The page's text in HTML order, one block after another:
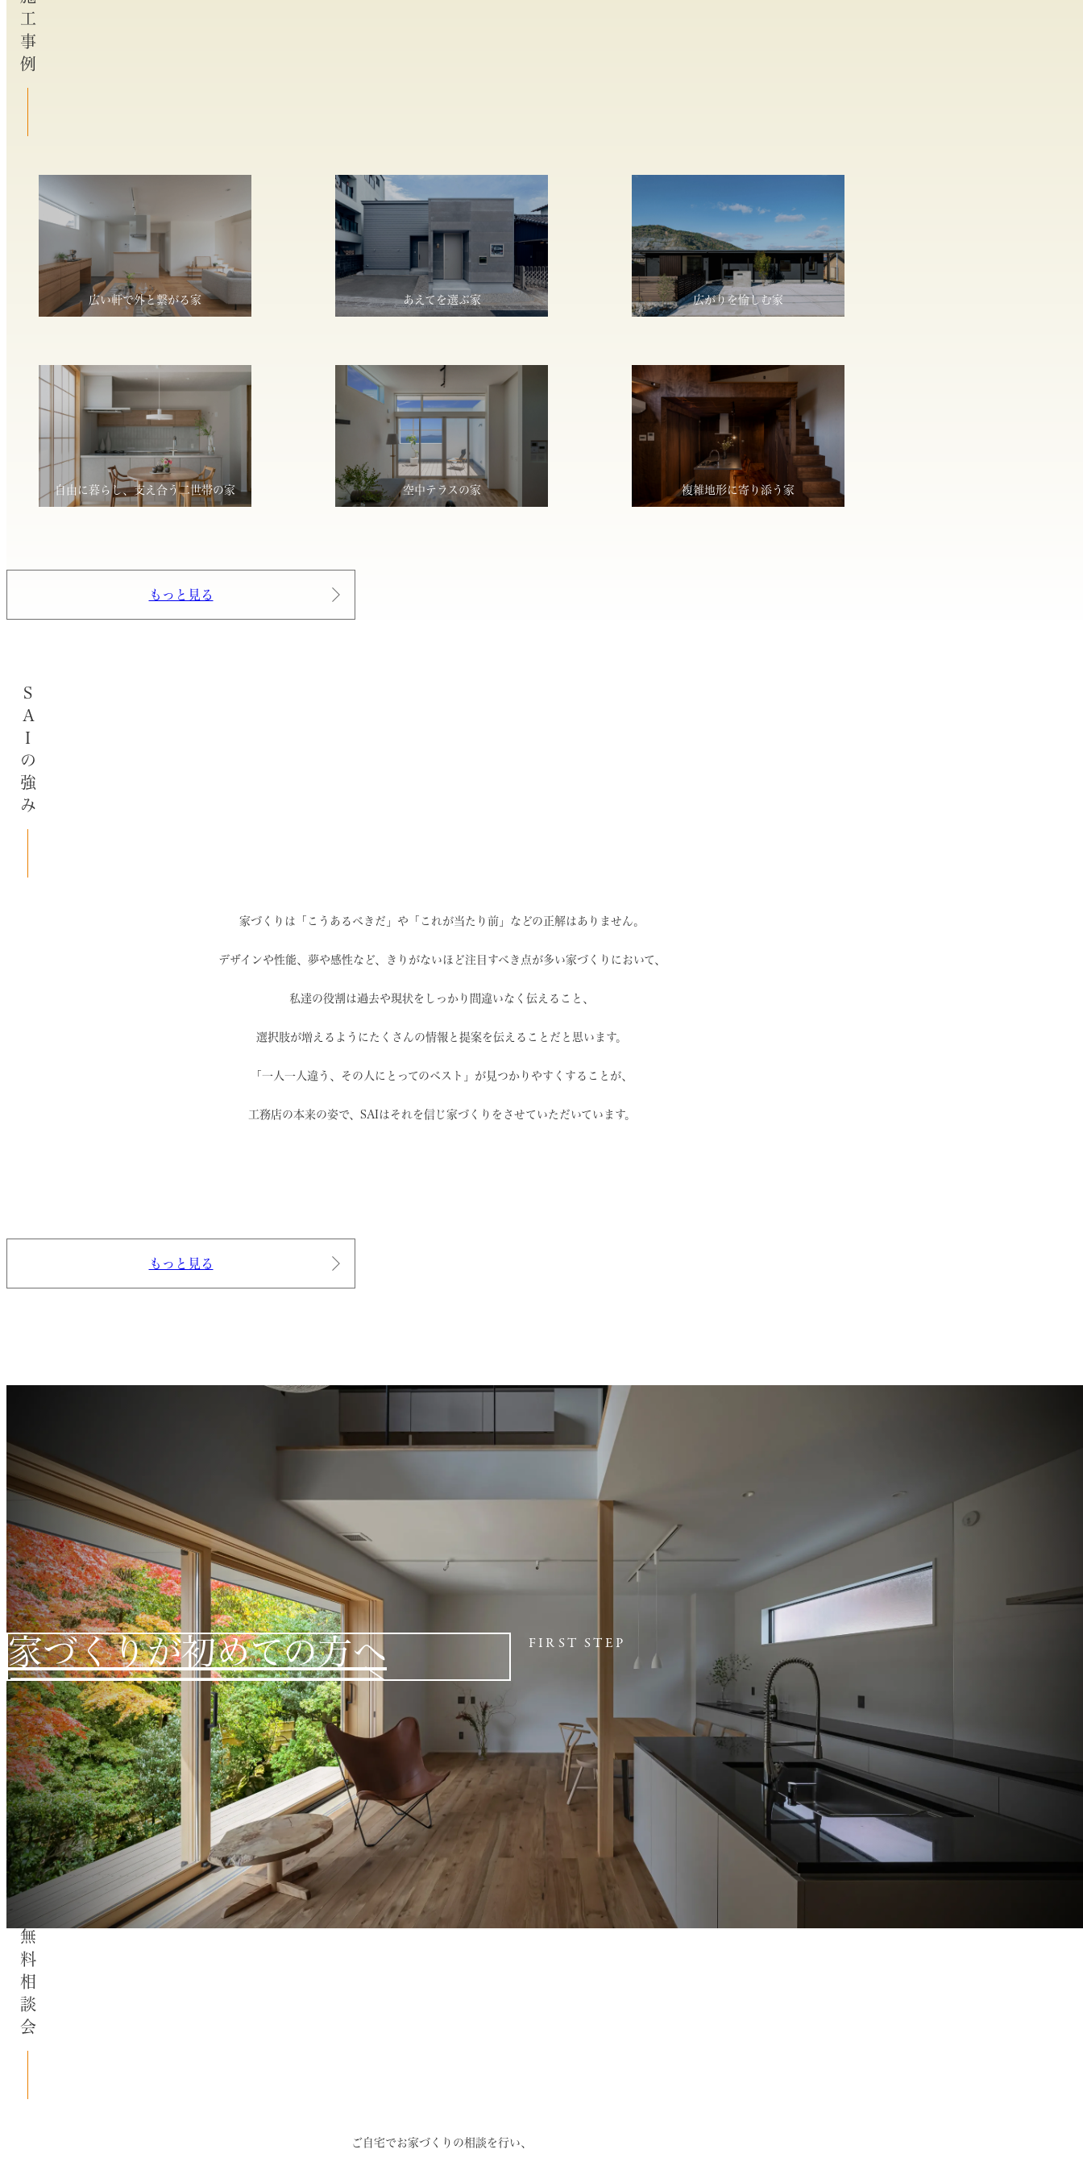
施工事例
広い軒で外と繋がる家 あえてを選ぶ家 広がりを愉しむ家
自由に暮らし、支え合う二世帯の家 空中テラスの家 複雑地形に寄り添う家
もっと見る
SAIの強み
家づくりは「こうあるべきだ」や 「これが当たり前」などの正解はありません。
デザインや性能、夢や感性など、 きりがないほど注目すべき点が多い家づくりにおいて、
私達の役割は過去や現状を しっかり間違いなく伝えること、
選択肢が増えるように たくさんの情報と提案を伝えることだと思います。
「一人一人違う、その人にとってのベスト」 が見つかりやすくすることが、
工務店の本来の姿で、 SAIはそれを信じ家づくりをさせていただいています。
もっと見る
家づくりが初めての方へ FIRST STEP
無料相談会
ご自宅でお家づくりの相談を行い、